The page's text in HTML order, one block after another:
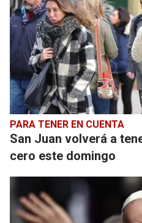
PARA TENER EN CUENTA
San Juan volverá a
cero este domingo